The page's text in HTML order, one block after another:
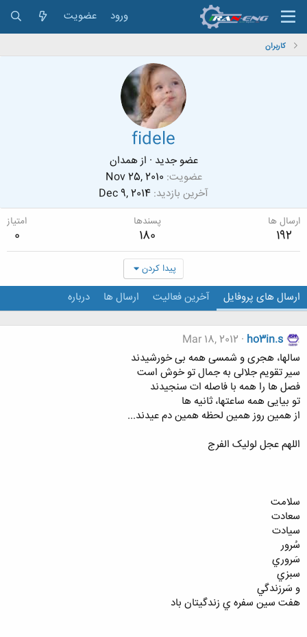
ورود عضویت
کاربران
fidele
عضو جدید · ازهمدان
عضویت Nov 25, 2010
آخرین بازدید Dec 9, 2014
ارسال ها
192
پسندها
180
امتیاز
0
پیدا کردن
ارسال های پروفایل آخرین فعالیت ارسال ها درباره
ho3in.s
Mar 18, 2012
سالها، هجری و شمسی همه بی خورشیدند
سیر تقویم جلالی به جمال تو خوش است
فصل ها را همه با فاصله ات سنجیدند
تو بیایی همه ساعتها، ثانیه ها
از همین روز همین لحظه همین دم عیدند...
اللهم عجل لولیک الفرج
سلامت
سعادت
سيادت
سُرور
سَروري
سبزي
و سَرزندگي
هفت سين سفره ي زندگيتان باد